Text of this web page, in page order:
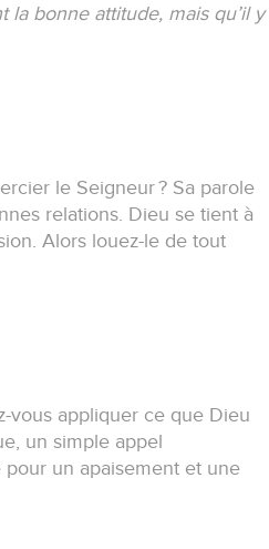
bonne attitude, mais qu’il y
le Seigneur ? Sa parole
relations. Dieu se tient à
Alors louez-le de tout
vous appliquer ce que Dieu
un simple appel
un apaisement et une